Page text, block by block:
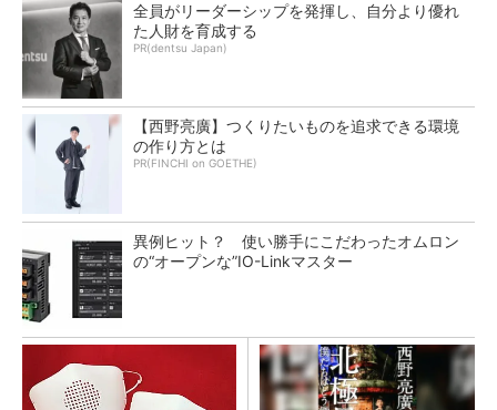
全員がリーダーシップを発揮し、自分より優れ
た人財を育成する
PR(dentsu Japan)
【西野亮廣】つくりたいものを追求できる環境
の作り方とは
PR(FINCHI on GOETHE)
異例ヒット？ 使い勝手にこだわったオムロン
の“オープンな”IO-Linkマスター